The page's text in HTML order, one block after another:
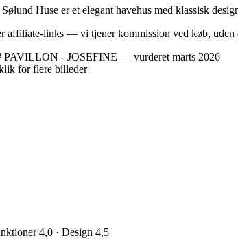
Huse er et elegant havehus med klassisk
affiliate-links — vi tjener kommission ved køb,
for flere billeder
4,0 · Design 4,5